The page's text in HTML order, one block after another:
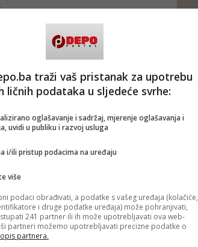
i prezime vlasnika vozila
i prelazak granice
ovjeren kod notara ili općine, a u slučaju
provodi
ali i povećan broj pokušaja
su kontrole na granicama
koje nisu članice EU.
korištenja vozila, a teret
traži vaš pristanak za upotrebu
ličnih podataka u sljedeće svrhe:
oglašavanje i sadržaj, mjerenje oglašavanja i
uvidi u publiku i razvoj usluga
i/ili pristup podacima na uređaju
više
podaci obrađivati, a podatke s vašeg uređaja (kolačiće,
i druge podatke uređaja) može pohranjivati,
241 partner ili ih može upotrebljavati ova web-
partneri možemo upotrebljavati precizne podatke o
partnera.